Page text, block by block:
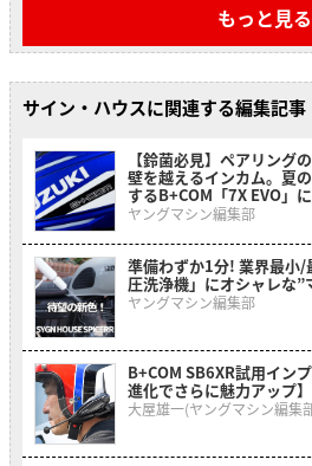
もっと見る
サイン・ハウスに関連する編集記事
【鈴菌必見】ペアリング
壁を越えるインカム。夏
するB+COM「7X EVO」
ヤングマシン編集部
準備わずか1分! 業界最小
圧洗浄機」にオシャレな”
ヤングマシン編集部
B+COM SB6XR試用イン
進化でさらに魅力アップ】
大屋雄一(ヤングマシン編集